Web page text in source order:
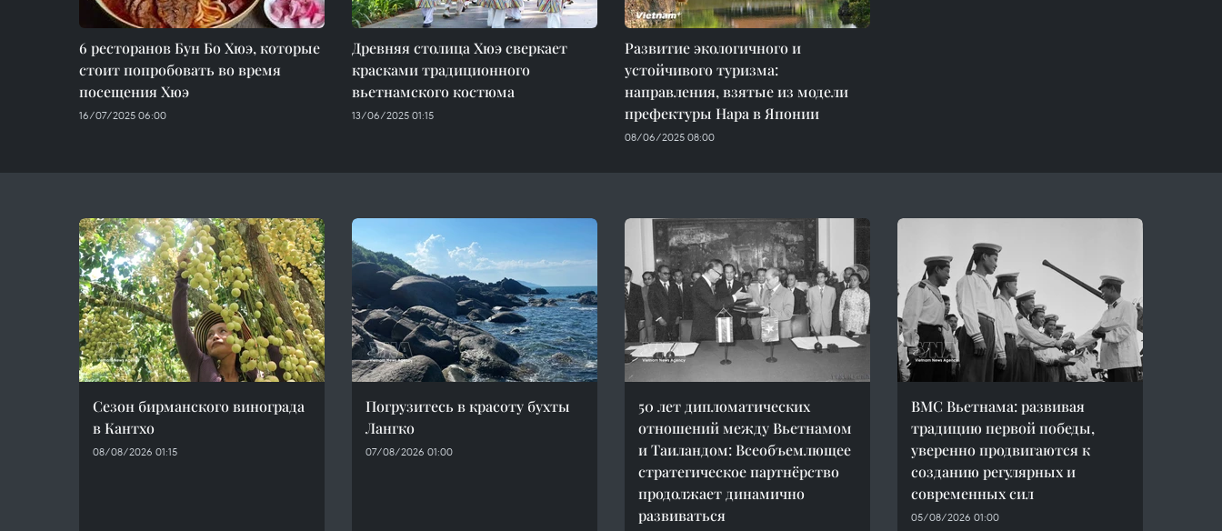
6 ресторанов Бун Бо Хюэ, которые
стоит попробовать во время
посещения Хюэ
16/07/2025 06:00
Древняя столица Хюэ сверкает
красками традиционного
вьетнамского костюма
13/06/2025 01:15
Развитие экологичного и
устойчивого туризма:
направления, взятые из модели
префектуры Нара в Японии
08/06/2025 08:00
Сезон бирманского винограда
в Кантхо
08/08/2026 01:15
Погрузитесь в красоту бухты
Лангко
07/08/2026 01:00
50 лет дипломатических
отношений между Вьетнамом
и Таиландом: Всеобъемлющее
стратегическое партнёрство
продолжает динамично
развиваться
ВМС Вьетнама: развивая
традицию первой победы,
уверенно продвигаются к
созданию регулярных и
современных сил
05/08/2026 01:00